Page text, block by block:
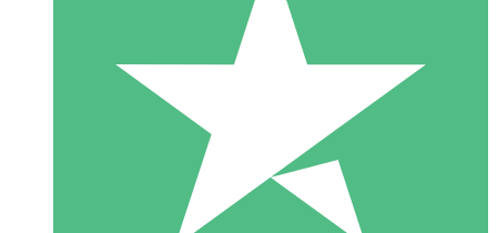
Paquetes de Créditos Individuales
Paga según el uso con créditos de descarga. Sin compromiso
10 00